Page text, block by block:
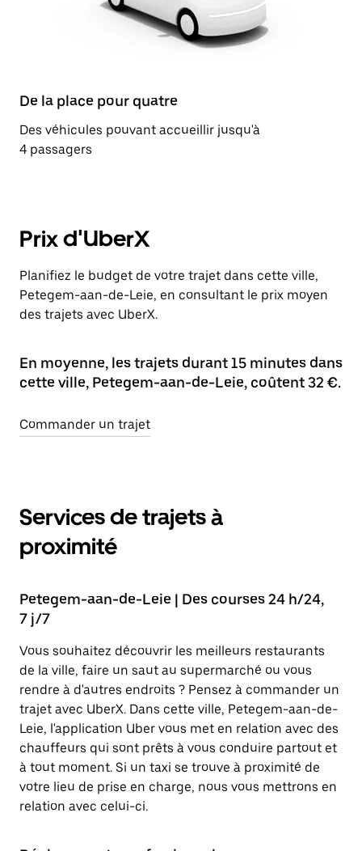
De la place pour quatre
Des véhicules pouvant accueillir jusqu'à
4 passagers
Prix d'UberX
Planifiez le budget de votre trajet dans cette ville,
Petegem-aan-de-Leie, en consultant le prix moyen
des trajets avec UberX.
En moyenne, les trajets durant 15 minutes dans
cette ville, Petegem-aan-de-Leie, coûtent 32 €.
Commander un trajet
Services de trajets à
proximité
Petegem-aan-de-Leie | Des courses 24 h/24,
7 j/7
Vous souhaitez découvrir les meilleurs restaurants
de la ville, faire un saut au supermarché ou vous
rendre à d'autres endroits ? Pensez à commander un
trajet avec UberX. Dans cette ville, Petegem-aan-de-
Leie, l'application Uber vous met en relation avec des
chauffeurs qui sont prêts à vous conduire partout et
à tout moment. Si un taxi se trouve à proximité de
votre lieu de prise en charge, nous vous mettrons en
relation avec celui-ci.